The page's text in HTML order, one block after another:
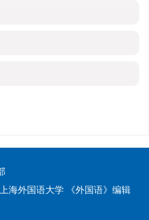
海外国语大学 《外国语》编辑